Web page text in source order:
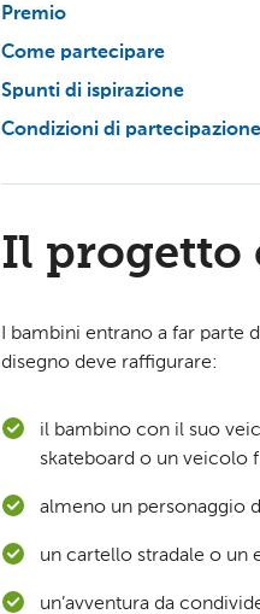
Premio
Come partecipare
Spunti di ispirazione
Condizioni di partecipazione
Il progetto
I bambini entrano a far
disegno deve raffigurare:
il bambino con il suo
skateboard o un veicolo
almeno un personaggio
un cartello stradale o un
un’avventura da